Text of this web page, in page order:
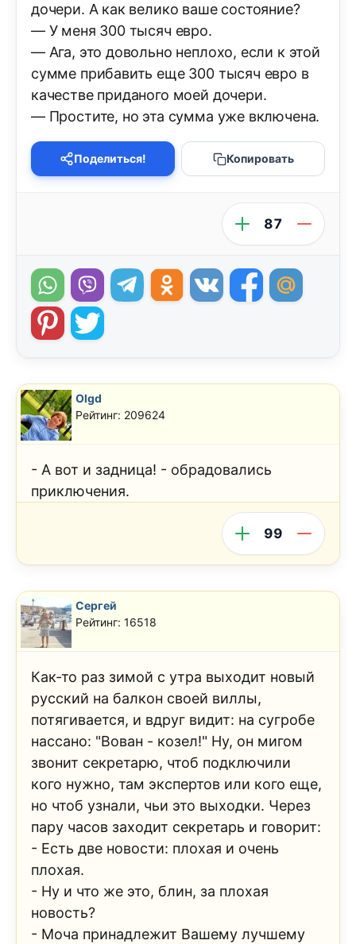
дочери. А как велико ваше состояние?
— У меня 300 тысяч евро.
— Ага, это довольно неплохо, если к этой
сумме прибавить еще 300 тысяч евро в
качестве приданого моей дочери.
— Простите, но эта сумма уже включена.
Поделиться! Копировать
87
Olgd
Рейтинг: 209624
- А вот и задница! - обрадовались
приключения.
99
Сергей
Рейтинг: 16518
Как-то раз зимой с утра выходит новый
русский на балкон своей виллы,
потягивается, и вдруг видит: на сугробе
нассано: "Вован - козел!" Ну, он мигом
звонит секретарю, чтоб подключили
кого нужно, там экспертов или кого еще,
но чтоб узнали, чьи это выходки. Через
пару часов заходит секретарь и говорит:
- Есть две новости: плохая и очень
плохая.
- Ну и что же это, блин, за плохая
новость?
- Моча принадлежит Вашему лучшему